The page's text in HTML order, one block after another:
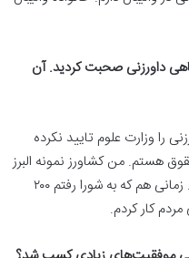
داورزنی صحبت کردید. آن
را وزارت علوم تایید نکرده
دارم و ترم ۵ رشته حقوق هستم. من کشاورز نمونه البرز
هستم. الان هم دانشگاه تدریس می‌کنم. زمانی هم که به شورا رفتم ۲۰۰
مردم کار کردم.